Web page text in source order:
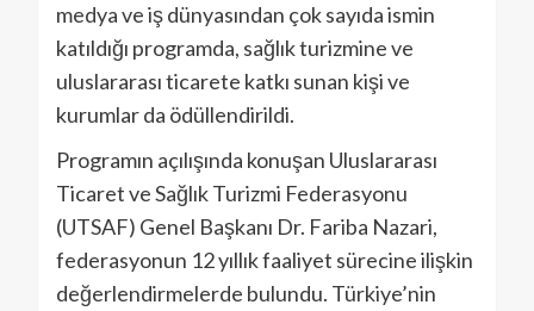
medya ve iş dünyasından çok sayıda ismin
katıldığı programda, sağlık turizmine ve
uluslararası ticarete katkı sunan kişi ve
kurumlar da ödüllendirildi.
Programın açılışında konuşan Uluslararası
Ticaret ve Sağlık Turizmi Federasyonu
(UTSAF) Genel Başkanı Dr. Fariba Nazari,
federasyonun 12 yıllık faaliyet sürecine ilişkin
değerlendirmelerde bulundu. Türkiye’nin